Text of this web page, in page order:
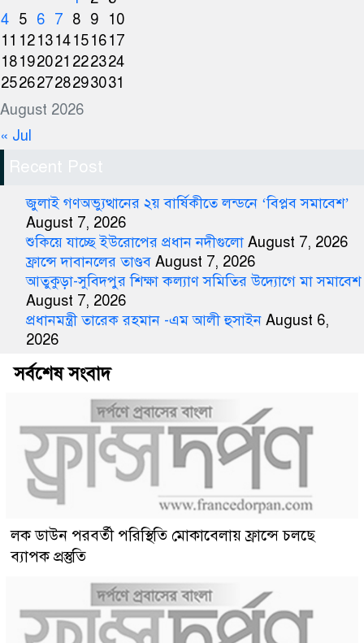
August 2026
4 5 6 7 8 9
10
11 121314151617
18192021 222324
25262728293031
« Jul
Recent Post
জুলাই গণঅভ্যুত্থানের ২য় বার্ষিকীতে লন্ডনে ‘বিপ্লব সমাবেশ’
August 7, 2026
শুকিয়ে যাচ্ছে ইউরোপের প্রধান নদীগুলো August 7, 2026
ফ্রান্সে দাবানলের তাণ্ডব August 7, 2026
আতুকুড়া-সুবিদপুর শিক্ষা কল্যাণ সমিতির উদ্যোগে মা সমাবেশ
August 7, 2026
প্রধানমন্ত্রী তারেক রহমান -এম আলী হুসাইন August 6,
2026
সর্বশেষ সংবাদ
লক ডাউন পরবর্তী পরিস্থিতি মোকাবেলায় ফ্রান্সে চলছে
ব্যাপক প্রস্তুতি